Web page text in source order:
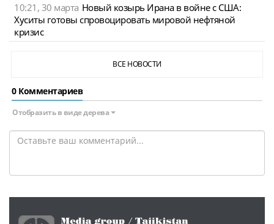
10:21, 30 марта Новый козырь Ирана в войне с США:
Хуситы готовы спровоцировать мировой нефтяной
кризис
ВСЕ НОВОСТИ
0 Комментариев
Отобразить в виде дерева